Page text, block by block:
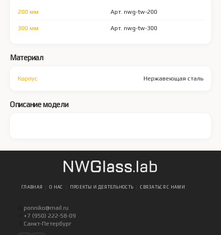
200 мм Арт. nwg-tw-200
300 мм Арт. nwg-tw-300
Материал
Корпус Нержавеющая сталь
Описание модели
ГЛАВНАЯ О НАС ПРОЕКТЫ И ДЕЯТЕЛЬНОСТЬ СВЯЗАТЬСЯ С НАМИ
ponniko@mail.ru
+7 (950) 222-58-09
Санкт-Петербург